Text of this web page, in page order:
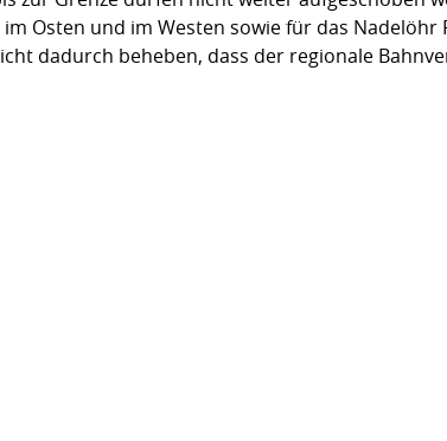
Osten und im Westen sowie für das Nadelöhr
dadurch beheben, dass der regionale